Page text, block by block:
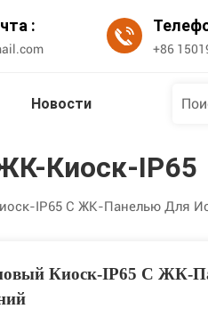
:
+86
Новости
Киоск-IP65
IP65 С ЖК-Панелью Для
Киоск-IP65 С ЖК-